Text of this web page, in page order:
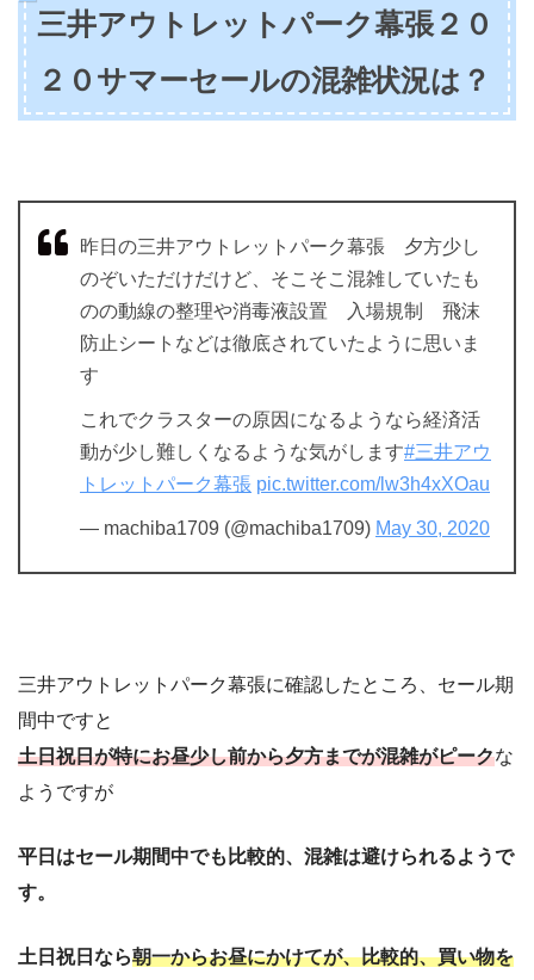
三井アウトレットパーク幕張２０
２０サマーセールの混雑状況は？
昨日の三井アウトレットパーク幕張 夕方少し
のぞいただけだけど、そこそこ混雑していたも
のの動線の整理や消毒液設置 入場規制 飛沫
防止シートなどは徹底されていたように思いま
す
これでクラスターの原因になるようなら経済活
動が少し難しくなるような気がします#三井アウ
トレットパーク幕張 pic.twitter.com/lw3h4xXOau
— machiba1709 (@machiba1709) May 30, 2020
三井アウトレットパーク幕張に確認したところ、セール期
間中ですと
土日祝日が特にお昼少し前から夕方までが混雑がピークな
ようですが
平日はセール期間中でも比較的、混雑は避けられるようで
す。
土日祝日なら朝一からお昼にかけてが、比較的、買い物を